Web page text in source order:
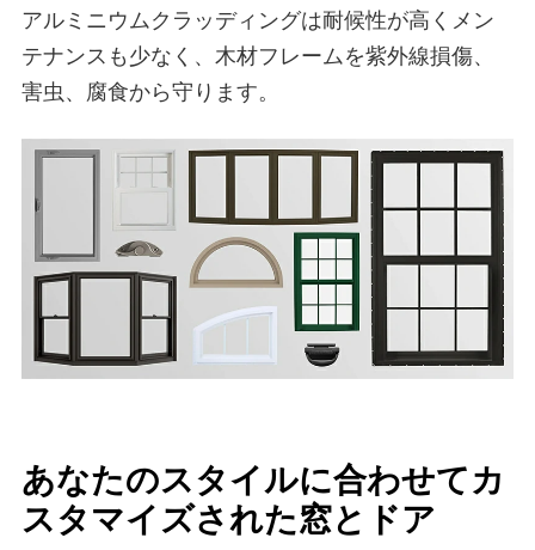
アルミニウムクラッディングは耐候性が高くメン
テナンスも少なく、木材フレームを紫外線損傷、
害虫、腐食から守ります。
あなたのスタイルに合わせてカ
スタマイズされた窓とドア